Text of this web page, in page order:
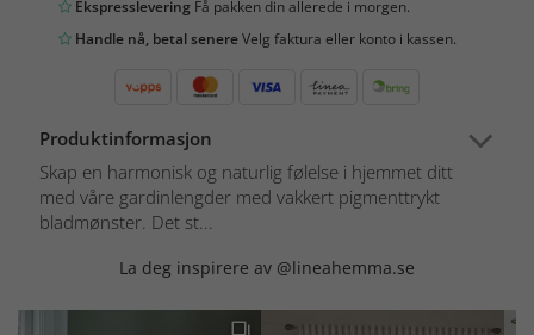
Ekspresslevering Få pakken din allerede i morgen.
Handle nå, betal senereVelg faktura eller konto i kassen.
Produktinformasjon
Skap en harmonisk og naturlig følelse i hjemmet ditt
med våre gardinlengder med vakkert pigmenttrykt
bladmønster. Det st...
La deg inspirere av @lineahemma.se